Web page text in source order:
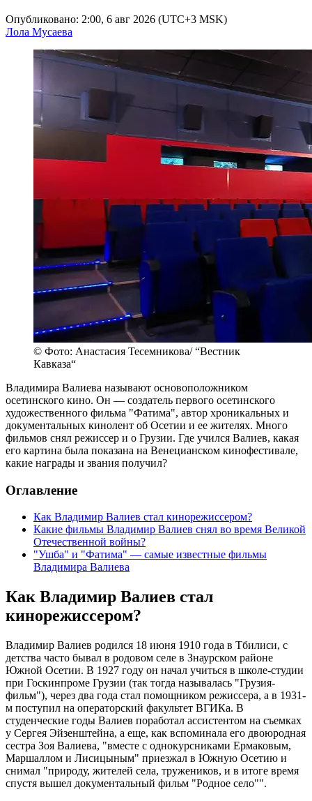
Опубликовано: 2:00, 6 авг 2026 (UTC+3 MSK)
Лола Мусаева
© Фото: Анастасия Тесемникова/ “Вестник
Кавказа“
Владимира Валиева называют основоположником
осетинского кино. Он — создатель первого осетинского
художественного фильма "Фатима", автор хроникальных и
документальных кинолент об Осетии и ее жителях. Много
фильмов снял режиссер и о Грузии. Где учился Валиев, какая
его картина была показана на Венецианском кинофестивале,
какие награды и звания получил?
Оглавление
Как Владимир Валиев стал кинорежиссером?
Какие фильмы Владимир Валиев снял во время Великой
Отечественной войны?
"Ушба" и "Фатима" — самые известные фильмы
Владимира Валиева
Как Владимир Валиев стал
кинорежиссером?
Владимир Валиев родился 18 июня 1910 года в Тбилиси, с
детства часто бывал в родовом селе в Знаурском районе
Южной Осетии. В 1927 году он начал учиться в школе-студии
при Госкинпроме Грузии (так тогда называлась "Грузия-
фильм"), через два года стал помощником режиссера, а в 1931-
м поступил на операторский факультет ВГИКа. В
студенческие годы Валиев поработал ассистентом на съемках
у Сергея Эйзенштейна, а еще, как вспоминала его двоюродная
сестра Зоя Валиева, "вместе с однокурсниками Ермаковым,
Маршаллом и Лисицыным" приезжал в Южную Осетию и
снимал "природу, жителей села, тружеников, и в итоге время
спустя вышел документальный фильм "Родное село"".